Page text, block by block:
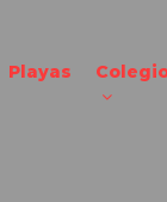
Playas